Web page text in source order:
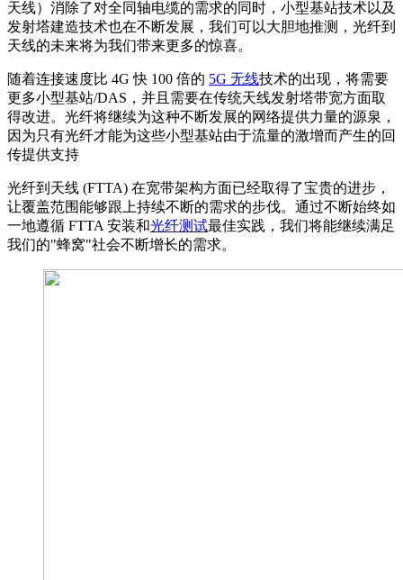
天线）消除了对全同轴电缆的需求的同时，小型基站技术以及
发射塔建造技术也在不断发展，我们可以大胆地推测，光纤到
天线的未来将为我们带来更多的惊喜。
随着连接速度比 4G 快 100 倍的 5G 无线技术的出现，将需要
更多小型基站/DAS，并且需要在传统天线发射塔带宽方面取
得改进。光纤将继续为这种不断发展的网络提供力量的源泉，
因为只有光纤才能为这些小型基站由于流量的激增而产生的回
传提供支持
光纤到天线 (FTTA) 在宽带架构方面已经取得了宝贵的进步，
让覆盖范围能够跟上持续不断的需求的步伐。通过不断始终如
一地遵循 FTTA 安装和光纤测试最佳实践，我们将能继续满足
我们的"蜂窝"社会不断增长的需求。